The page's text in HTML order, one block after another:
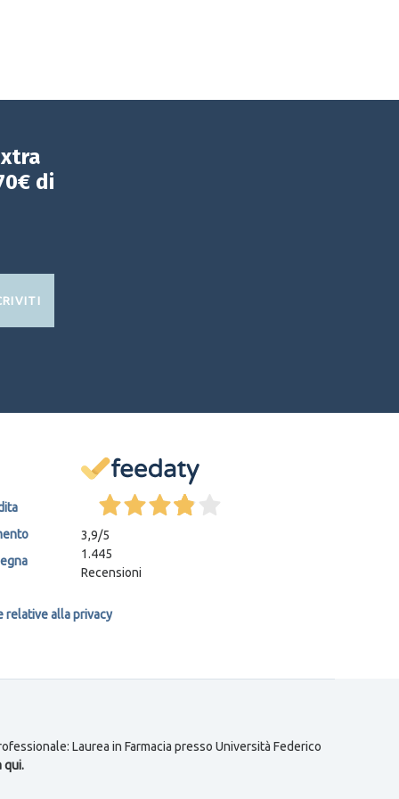
di
relative alla privacy
3,9/5
1.445
Recensioni
Laurea in Farmacia presso Università Federico
qui.